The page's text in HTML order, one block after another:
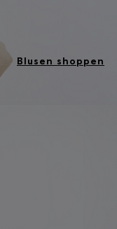
Blusen shoppen